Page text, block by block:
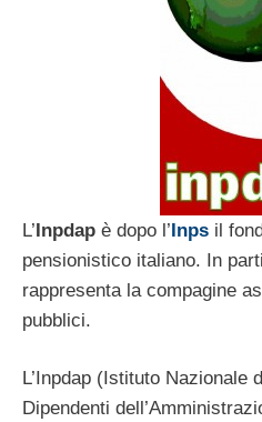
L’Inpdap è dopo l’Inps il
pensionistico italiano. In
rappresenta la compagine
pubblici.
L’Inpdap (Istituto Nazionale
Dipendenti